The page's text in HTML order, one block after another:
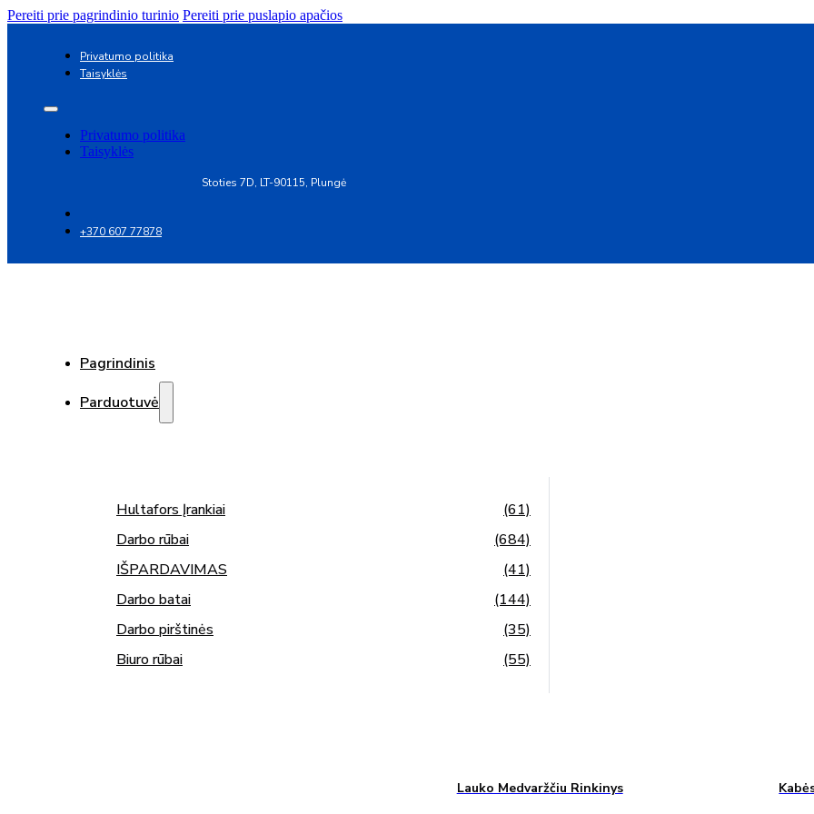
Pereiti prie pagrindinio turinio Pereiti prie puslapio apačios
Privatumo politika
Taisyklės
Privatumo politika
Taisyklės
Stoties 7D, LT-90115, Plungė
+370 607 77878
Pagrindinis
Parduotuvė
Hultafors Įrankiai
(61)
Darbo rūbai
(684)
IŠPARDAVIMAS
(41)
Darbo batai
(144)
Darbo pirštinės
(35)
Biuro rūbai
(55)
Lauko Medvaržčiu Rinkinys